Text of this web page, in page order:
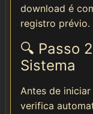
download é
registro prévio.
🔍 Passo
Sistema
Antes de
verifica